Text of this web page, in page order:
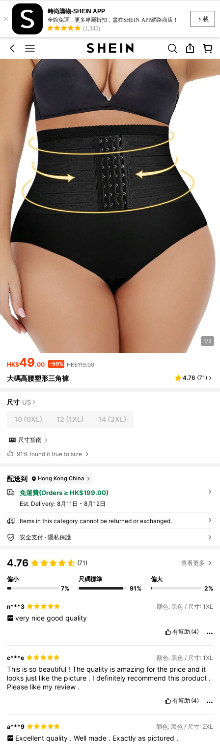
下載
×
時尚購物-SHEIN APP
全館免運，更多專屬折扣，盡在SHEIN·APP網路商店！
(1,345)
1/3
HK$49.00 -59% HK$119.00
大碼高腰塑形三角褲 4.76 (71)
尺寸 US
10(0XL) 12 (1XL) 14(2XL)
尺寸指南
91% found it true to size
配送到 Hong Kong China
免運費(Orders ≥ HK$199.00)
​Est. Delivery: 8月11日 - 8月12日
Items in this category cannot be returned or exchanged.
安全支付 · 隱私保護
4.76 (71) 查看更多
偏小
7%
尺碼標準
91%
偏大
2%
n***3 顏色: 黑色 / 尺寸: 1XL
very nice good quality
有幫助 (4)
c***e 顏色: 黑色 / 尺寸: 1XL
This isso beautiful !Thequality isamazingforthe priceand it
looks just likethe picture . Idefinitely recommendthis product .
Please like my review .
有幫助 (4)
a***9 顏色: 黑色 / 尺寸: 2XL
Excellent quality . Well made . Exactly as pictured .